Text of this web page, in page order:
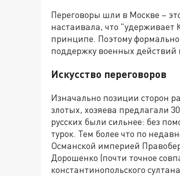
Переговоры шли в Москве –
настаивала, что "удерживает
принципе. Поэтому
поддержку военных действий
Искусство переговоров
Изначально позиции сторон
злотых, хозяева предлагали
русских были сильнее: без
турок. Тем более что по
Османской империей
Дорошенко (почти точное
константинопольского